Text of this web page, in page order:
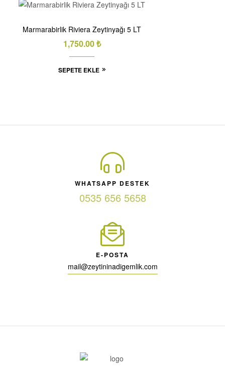
Marmarabirlik Riviera Zeytinyağı 5 LT
1,750.00₺
SEPETE EKLE
WHATSAPP DESTEK
0535 656 5658
E-POSTA
mail@zeytininadigemlik.com